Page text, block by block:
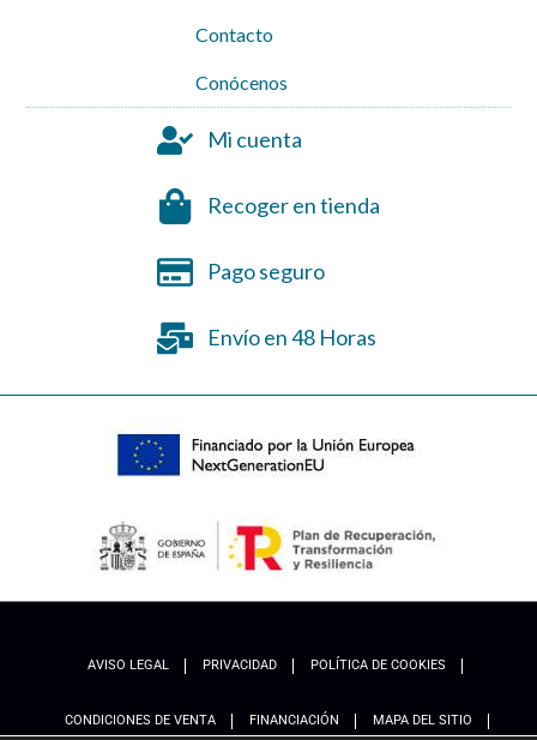
Contacto
Conócenos
Mi cuenta
Recoger en tienda
Pago seguro
Envío en 48 Horas
AVISO LEGAL PRIVACIDAD POLÍTICA DE COOKIES
CONDICIONES DE VENTA FINANCIACIÓN MAPA DEL SITIO